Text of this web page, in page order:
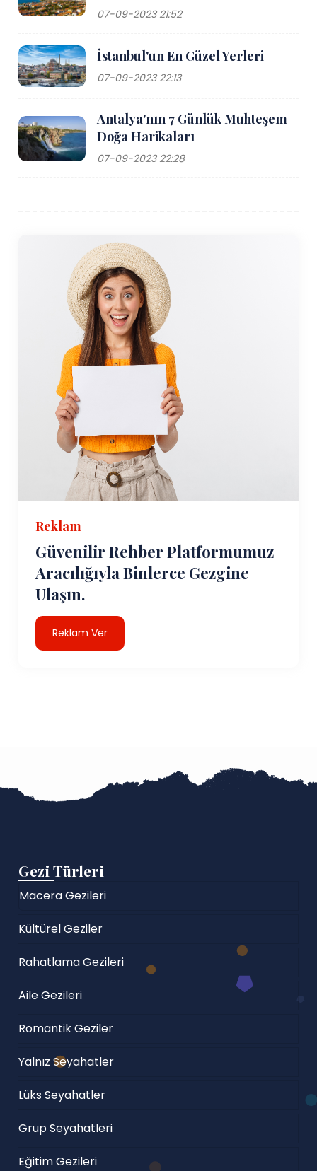
07-09-2023 21:52
İstanbul'un En Güzel Yerleri
07-09-2023 22:13
Antalya'nın 7 Günlük Muhteşem
Doğa Harikaları
07-09-2023 22:28
Reklam
Güvenilir Rehber Platformumuz
Aracılığıyla Binlerce Gezgine
Ulaşın.
Reklam Ver
Gezi Türleri
Macera Gezileri
Kültürel Geziler
Rahatlama Gezileri
Aile Gezileri
Romantik Geziler
Yalnız Seyahatler
Lüks Seyahatler
Grup Seyahatleri
Eğitim Gezileri